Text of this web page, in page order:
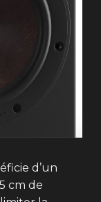
d’un
cm de